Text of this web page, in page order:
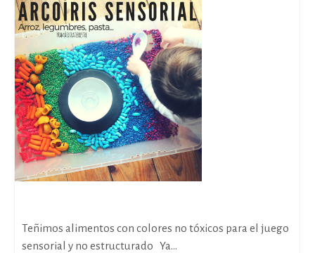
Teñimos alimentos con colores no tóxicos para el juego
sensorial y no estructurado Ya...